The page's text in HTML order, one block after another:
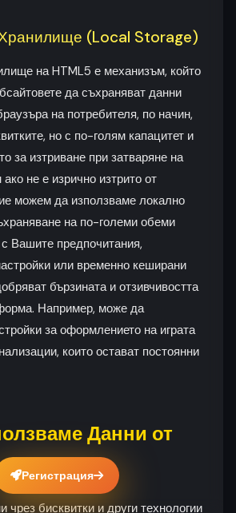
(Local Storage)
на HTML5 е механизъм, който
да съхраняват данни
на потребителя, по начин,
но с по-голям капацитет и
за изтриване при затваряне на
не е изрично изтрито от
можем да използваме локално
на по-големи обеми
Вашите предпочитания,
или временно кеширани
бързината и отзивчивостта
Например, може да
за оформлението на играта
които остават постоянни
Данни от
чрез бисквитки и други технологии
Регистрация